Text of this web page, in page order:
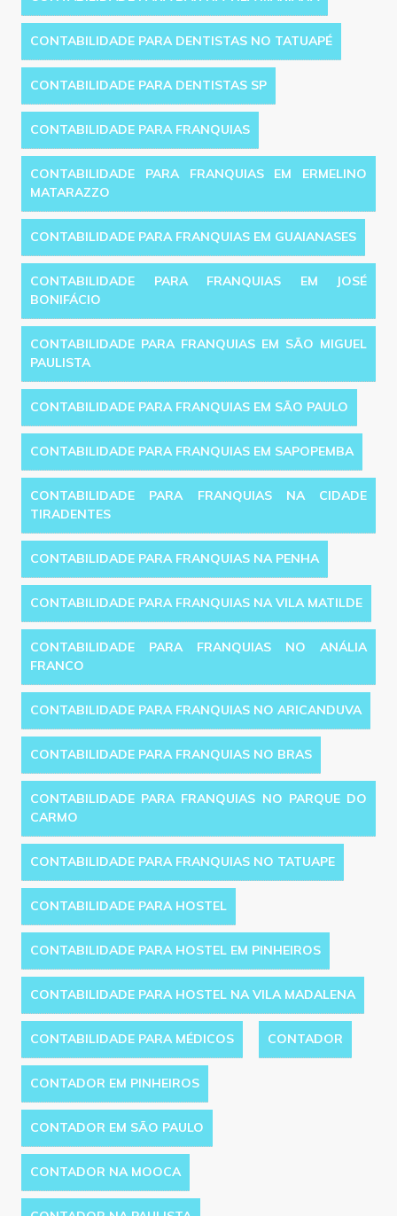
CONTABILIDADE PARA DENTISTAS NO TATUAPÉ
CONTABILIDADE PARA DENTISTAS SP
CONTABILIDADE PARA FRANQUIAS
CONTABILIDADE PARA FRANQUIAS EM ERMELINO
MATARAZZO
CONTABILIDADE PARA FRANQUIAS EM GUAIANASES
CONTABILIDADE PARA FRANQUIAS EM JOSÉ
BONIFÁCIO
CONTABILIDADE PARA FRANQUIAS EM SÃO MIGUEL
PAULISTA
CONTABILIDADE PARA FRANQUIAS EM SÃO PAULO
CONTABILIDADE PARA FRANQUIAS EM SAPOPEMBA
CONTABILIDADE PARA FRANQUIAS NA CIDADE
TIRADENTES
CONTABILIDADE PARA FRANQUIAS NA PENHA
CONTABILIDADE PARA FRANQUIAS NA VILA MATILDE
CONTABILIDADE PARA FRANQUIAS NO ANÁLIA
FRANCO
CONTABILIDADE PARA FRANQUIAS NO ARICANDUVA
CONTABILIDADE PARA FRANQUIAS NO BRAS
CONTABILIDADE PARA FRANQUIAS NO PARQUE DO
CARMO
CONTABILIDADE PARA FRANQUIAS NO TATUAPE
CONTABILIDADE PARA HOSTEL
CONTABILIDADE PARA HOSTEL EM PINHEIROS
CONTABILIDADE PARA HOSTEL NA VILA MADALENA
CONTABILIDADE PARA MÉDICOS CONTADOR
CONTADOR EM PINHEIROS
CONTADOR EM SÃO PAULO
CONTADOR NA MOOCA